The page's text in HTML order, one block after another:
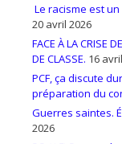
Le racisme est
20 avril 2026
FACE À LA CRISE
DE CLASSE. 16
PCF, ça discute
préparation du
Guerres saintes.
2026